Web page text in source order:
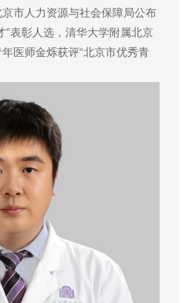
市人力资源与社会保障局公布
”表彰人选，清华大学附属北京
医师金烁获评“北京市优秀青